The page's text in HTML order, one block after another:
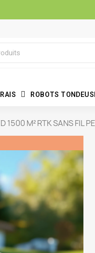
ROBOTS
1500 M² RTK SANS FIL